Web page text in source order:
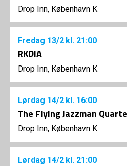
Drop Inn, København K
Fredag 13/2 kl. 21:00
RKDIA
Drop Inn, København K
Lørdag 14/2 kl. 16:00
The Flying Jazzman
Drop Inn, København K
Lørdag 14/2 kl. 21:00